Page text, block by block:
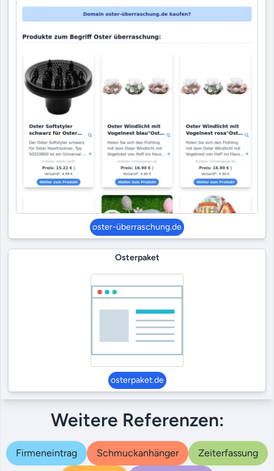
oster-überraschung.de
Osterpaket
osterpaket.de
Weitere Referenzen:
Firmeneintrag Schmuckanhänger Zeiterfassung